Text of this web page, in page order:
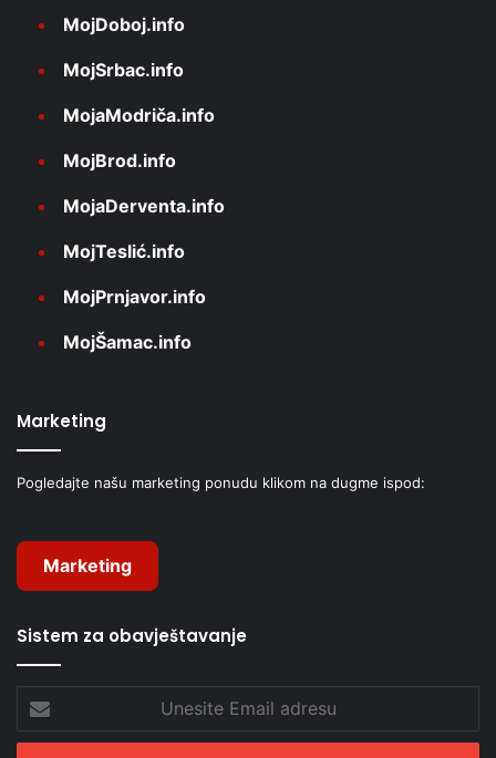
MojDoboj.info
MojSrbac.info
MojaModriča.info
MojBrod.info
MojaDerventa.info
MojTeslić.info
MojPrnjavor.info
MojŠamac.info
Marketing
Pogledajte našu marketing ponudu klikom na dugme ispod:
Marketing
Sistem za obavještavanje
Email
adresu